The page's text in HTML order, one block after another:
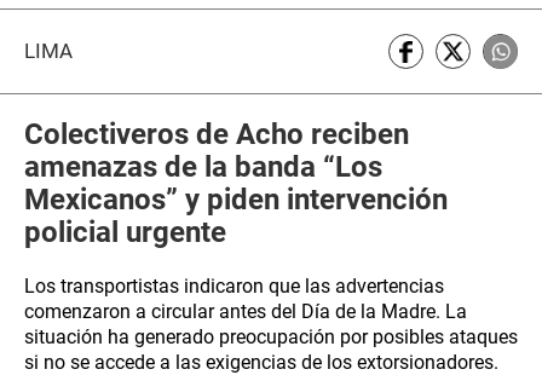
LIMA
Colectiveros de Acho reciben
amenazas de la banda “Los
Mexicanos” y piden intervención
policial urgente
Los transportistas indicaron que las advertencias
comenzaron a circular antes del Día de la Madre. La
situación ha generado preocupación por posibles ataques
si no se accede a las exigencias de los extorsionadores.